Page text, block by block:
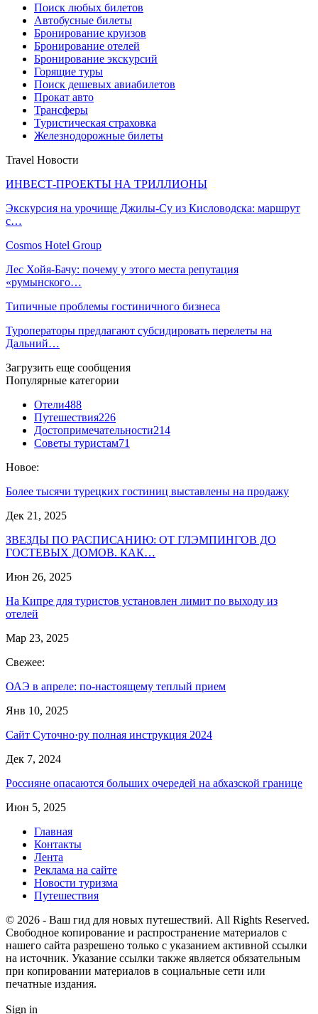
Поиск любых билетов
Автобусные билеты
Бронирование круизов
Бронирование отелей
Бронирование экскурсий
Горящие туры
Поиск дешевых авиабилетов
Прокат авто
Трансферы
Туристическая страховка
Железнодорожные билеты
Travel Новости
ИНВЕСТ-ПРОЕКТЫ НА ТРИЛЛИОНЫ
Экскурсия на урочище Джилы-Су из Кисловодска: маршрут
с…
Cosmos Hotel Group
Лес Хойя-Бачу: почему у этого места репутация
«румынского…
Типичные проблемы гостиничного бизнеса
Туроператоры предлагают субсидировать перелеты на
Дальний…
Загрузить еще сообщения
Популярные категории
Отели488
Путешествия226
Достопримечательности214
Советы туристам71
Новое:
Более тысячи турецких гостиниц выставлены на продажу
Дек 21, 2025
ЗВЕЗДЫ ПО РАСПИСАНИЮ: ОТ ГЛЭМПИНГОВ ДО
ГОСТЕВЫХ ДОМОВ. КАК…
Июн 26, 2025
На Кипре для туристов установлен лимит по выходу из
отелей
Мар 23, 2025
Свежее:
ОАЭ в апреле: по-настоящему теплый прием
Янв 10, 2025
Сайт Суточно·ру полная инструкция 2024
Дек 7, 2024
Россияне опасаются больших очередей на абхазской границе
Июн 5, 2025
Главная
Контакты
Лента
Реклама на сайте
Новости туризма
Путешествия
© 2026 - Ваш гид для новых путешествий. All Rights Reserved.
Свободное копирование и распространение материалов с
нашего сайта разрешено только с указанием активной ссылки
на источник. Указание ссылки также является обязательным
при копировании материалов в социальные сети или
печатные издания.
Sign in